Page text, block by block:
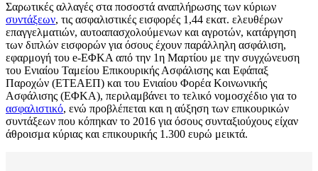
Σαρωτικές αλλαγές στα ποσοστά αναπλήρωσης των κύριων
συντάξεων, τις ασφαλιστικές εισφορές 1,44 εκατ. ελευθέρων
επαγγελματιών, αυτοαπασχολούμενων και αγροτών, κατάργηση
των διπλών εισφορών για όσους έχουν παράλληλη ασφάλιση,
εφαρμογή του e-ΕΦΚΑ από την 1η Μαρτίου με την συγχώνευση
του Ενιαίου Ταμείου Επικουρικής Ασφάλισης και Εφάπαξ
Παροχών (ΕΤΕΑΕΠ) και του Ενιαίου Φορέα Κοινωνικής
Ασφάλισης (ΕΦΚΑ), περιλαμβάνει το τελικό νομοσχέδιο για το
ασφαλιστικό, ενώ προβλέπεται και η αύξηση των επικουρικών
συντάξεων που κόπηκαν το 2016 για όσους συνταξιούχους είχαν
άθροισμα κύριας και επικουρικής 1.300 ευρώ μεικτά.